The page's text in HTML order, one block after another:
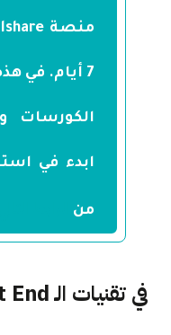
7 أيام. في
الكورسات
من